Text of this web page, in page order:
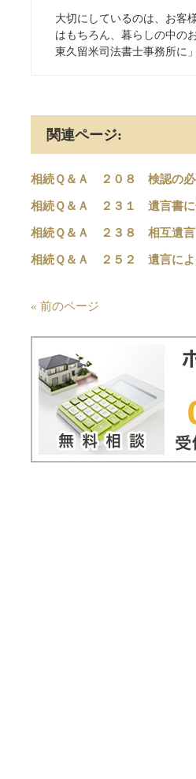
大切にしているのは、お客
はもちろん、暮らしの中の
東久留米司法書士事務所に
関連ページ:
相続Ｑ＆Ａ ２０８ 検認の必
相続Ｑ＆Ａ ２３１ 遺言書に
相続Ｑ＆Ａ ２３８ 相互遺言
相続Ｑ＆Ａ ２５２ 遺言によ
« 前のページ